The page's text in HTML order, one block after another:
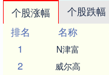
个股涨幅 个股跌幅
排名
名称
1
N津富
2 威尔高